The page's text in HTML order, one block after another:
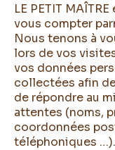
LE PETIT
vous compter
Nous tenons à
lors de vos
vos données
collectées afin
de répondre au
attentes (noms,
coordonnées
téléphoniques …).